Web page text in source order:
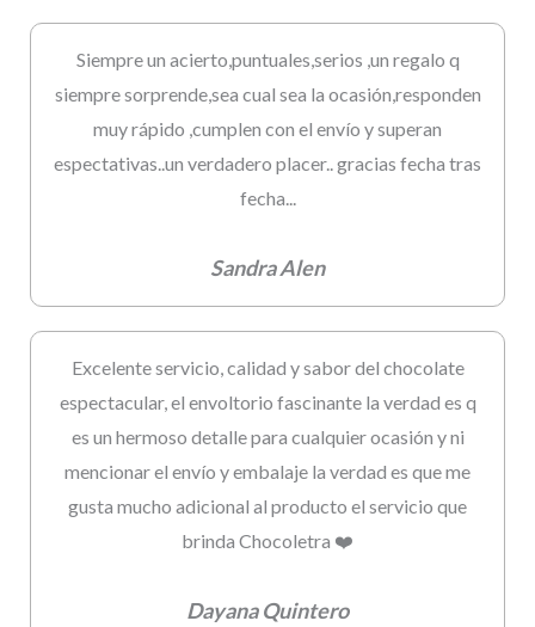
Siempre un acierto,puntuales,serios ,un regalo q
siempre sorprende,sea cual sea la ocasión,responden
muy rápido ,cumplen con el envío y superan
espectativas..un verdadero placer.. gracias fecha tras
fecha...
Sandra Alen
Excelente servicio, calidad y sabor del chocolate
espectacular, el envoltorio fascinante la verdad es q
es un hermoso detalle para cualquier ocasión y ni
mencionar el envío y embalaje la verdad es que me
gusta mucho adicional al producto el servicio que
brinda Chocoletra ❤️
Dayana Quintero